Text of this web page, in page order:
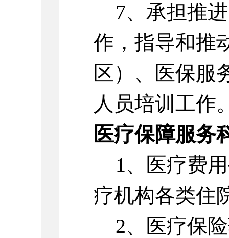
7、承担推
作，指导和推
区）、医保服
人员培训工作
医疗保障服务
1、医疗费
疗机构各类住
2、医疗保